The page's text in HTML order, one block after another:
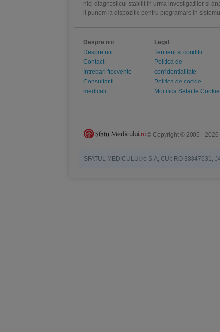
nici diagnosticul stabilit in urma investigatiilor si
ii punem la dispozitie pentru programare in
Despre noi
Despre noi
Contact
Intrebari frecvente
Consultanti
medicali
Legal
Termeni si conditii
Politica de
confidentialitate
Politica de cookie
Modifica Setarile Cookie
© Copyright © 2005 - 2026
SFATUL MEDICULUI.ro S.A, CUI: RO 38847631,